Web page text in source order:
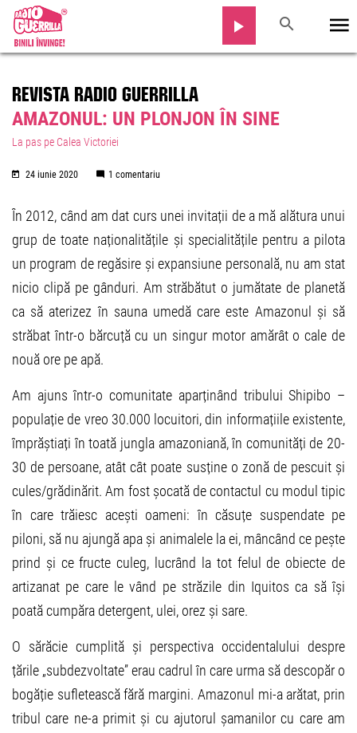
REVISTA RADIO GUERRILLA
AMAZONUL: UN PLONJON ÎN SINE
La pas pe Calea Victoriei
24 iunie 2020 1 comentariu
În 2012, când am dat curs unei invitații de a mă alătura unui
grup de toate naționalitățile și specialitățile pentru a pilota
un program de regăsire și expansiune personală, nu am stat
nicio clipă pe gânduri. Am străbătut o jumătate de planetă
ca să aterizez în sauna umedă care este Amazonul și să
străbat într-o bărcuță cu un singur motor amărât o cale de
nouă ore pe apă.
Am ajuns într-o comunitate aparținând tribului Shipibo –
populație de vreo 30.000 locuitori, din informațiile existente,
împrăștiați în toată jungla amazoniană, în comunități de 20-
30 de persoane, atât cât poate susține o zonă de pescuit și
cules/grădinărit. Am fost șocată de contactul cu modul tipic
în care trăiesc acești oameni: în căsuțe suspendate pe
piloni, să nu ajungă apa și animalele la ei, mâncând ce pește
prind și ce fructe culeg, lucrând la tot felul de obiecte de
artizanat pe care le vând pe străzile din Iquitos ca să își
poată cumpăra detergent, ulei, orez și sare.
O sărăcie cumplită și perspectiva occidentalului despre
țările „subdezvoltate” erau cadrul în care urma să descopăr o
bogăție sufletească fără margini. Amazonul mi-a arătat, prin
tribul care ne-a primit și cu ajutorul șamanilor cu care am